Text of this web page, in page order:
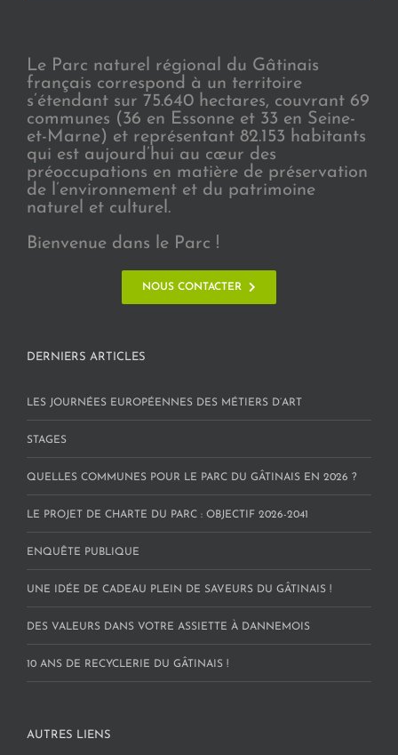
Le Parc naturel régional du Gâtinais
français correspond à un territoire
s’étendant sur 75.640 hectares, couvrant 69
communes (36 en Essonne et 33 en Seine-
et-Marne) et représentant 82.153 habitants
qui est aujourd’hui au cœur des
préoccupations en matière de préservation
de l’environnement et du patrimoine
naturel et culturel.
Bienvenue dans le Parc !
NOUS CONTACTER
DERNIERS ARTICLES
LES JOURNÉES EUROPÉENNES DES MÉTIERS D’ART
STAGES
QUELLES COMMUNES POUR LE PARC DU GÂTINAIS EN 2026 ?
LE PROJET DE CHARTE DU PARC : OBJECTIF 2026-2041
ENQUÊTE PUBLIQUE
UNE IDÉE DE CADEAU PLEIN DE SAVEURS DU GÂTINAIS !
DES VALEURS DANS VOTRE ASSIETTE À DANNEMOIS
10 ANS DE RECYCLERIE DU GÂTINAIS !
AUTRES LIENS